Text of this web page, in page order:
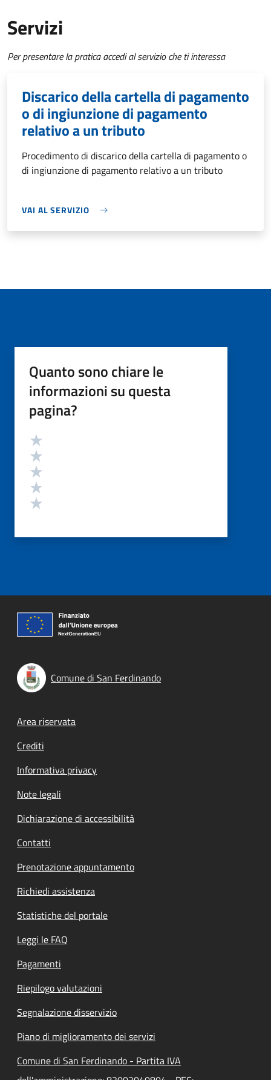
Servizi
Per presentare la pratica accedi al servizio che ti interessa
Discarico della cartella di pagamento
o di ingiunzione di pagamento
relativo a un tributo
Procedimento di discarico della cartella di pagamento o
di ingiunzione di pagamento relativo a un tributo
VAI AL SERVIZIO
Quanto sono chiare le
informazioni su questa
pagina?
Valutazione
Comune di San Ferdinando
Footer menu
Area riservata
Crediti
Informativa privacy
Note legali
Dichiarazione di accessibilità
Contatti
Prenotazione appuntamento
Richiedi assistenza
Statistiche del portale
Leggi le FAQ
Pagamenti
Riepilogo valutazioni
Segnalazione disservizio
Piano di miglioramento dei servizi
Comune di San Ferdinando - Partita IVA